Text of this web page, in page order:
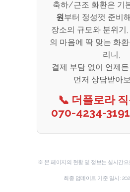
축하/근조 화환은 기
원부터 정성껏 준비
장소의 규모와 분위기
의 마음에 딱 맞는 화
리니,
결제 부담 없이 언제
먼저 상담받아
📞 더플로라
070-4234-3191
※ 본 페이지의 현황 및 정보는 실시간
최종 업데이트 기준 일시: